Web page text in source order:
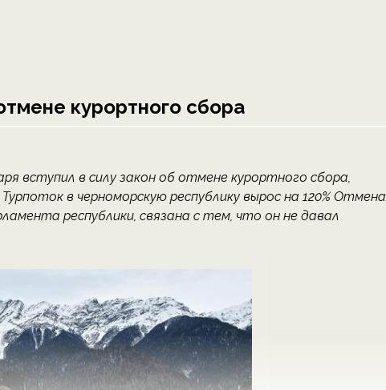
курортного сбора
вступил в силу закон об отмене курортного сбора,
в черноморскую республику вырос на 120% Отмена
республики, связана с тем, что он не давал